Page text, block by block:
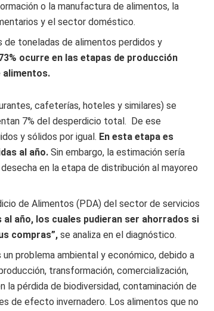
o la manufactura de alimentos, la
y el sector doméstico.
de toneladas de alimentos perdidos y
ocurre en las etapas de producción
cafeterías, hoteles y similares) se
7% del desperdicio total. De ese
y sólidos por igual. En esta etapa es
al año.Sin embargo, la estimación sería
en la etapa de distribución al mayoreo
de Alimentos (PDA) del sector de servicios
año, los cuales pudieran ser ahorrados si
compras”, se analiza en el diagnóstico.
problema ambiental y económico, debido a
transformación, comercialización,
pérdida de biodiversidad, contaminación de
de efecto invernadero. Los alimentos que no